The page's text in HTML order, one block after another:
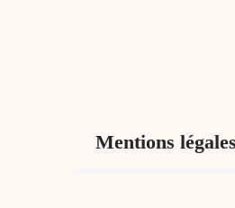
Mentions légales